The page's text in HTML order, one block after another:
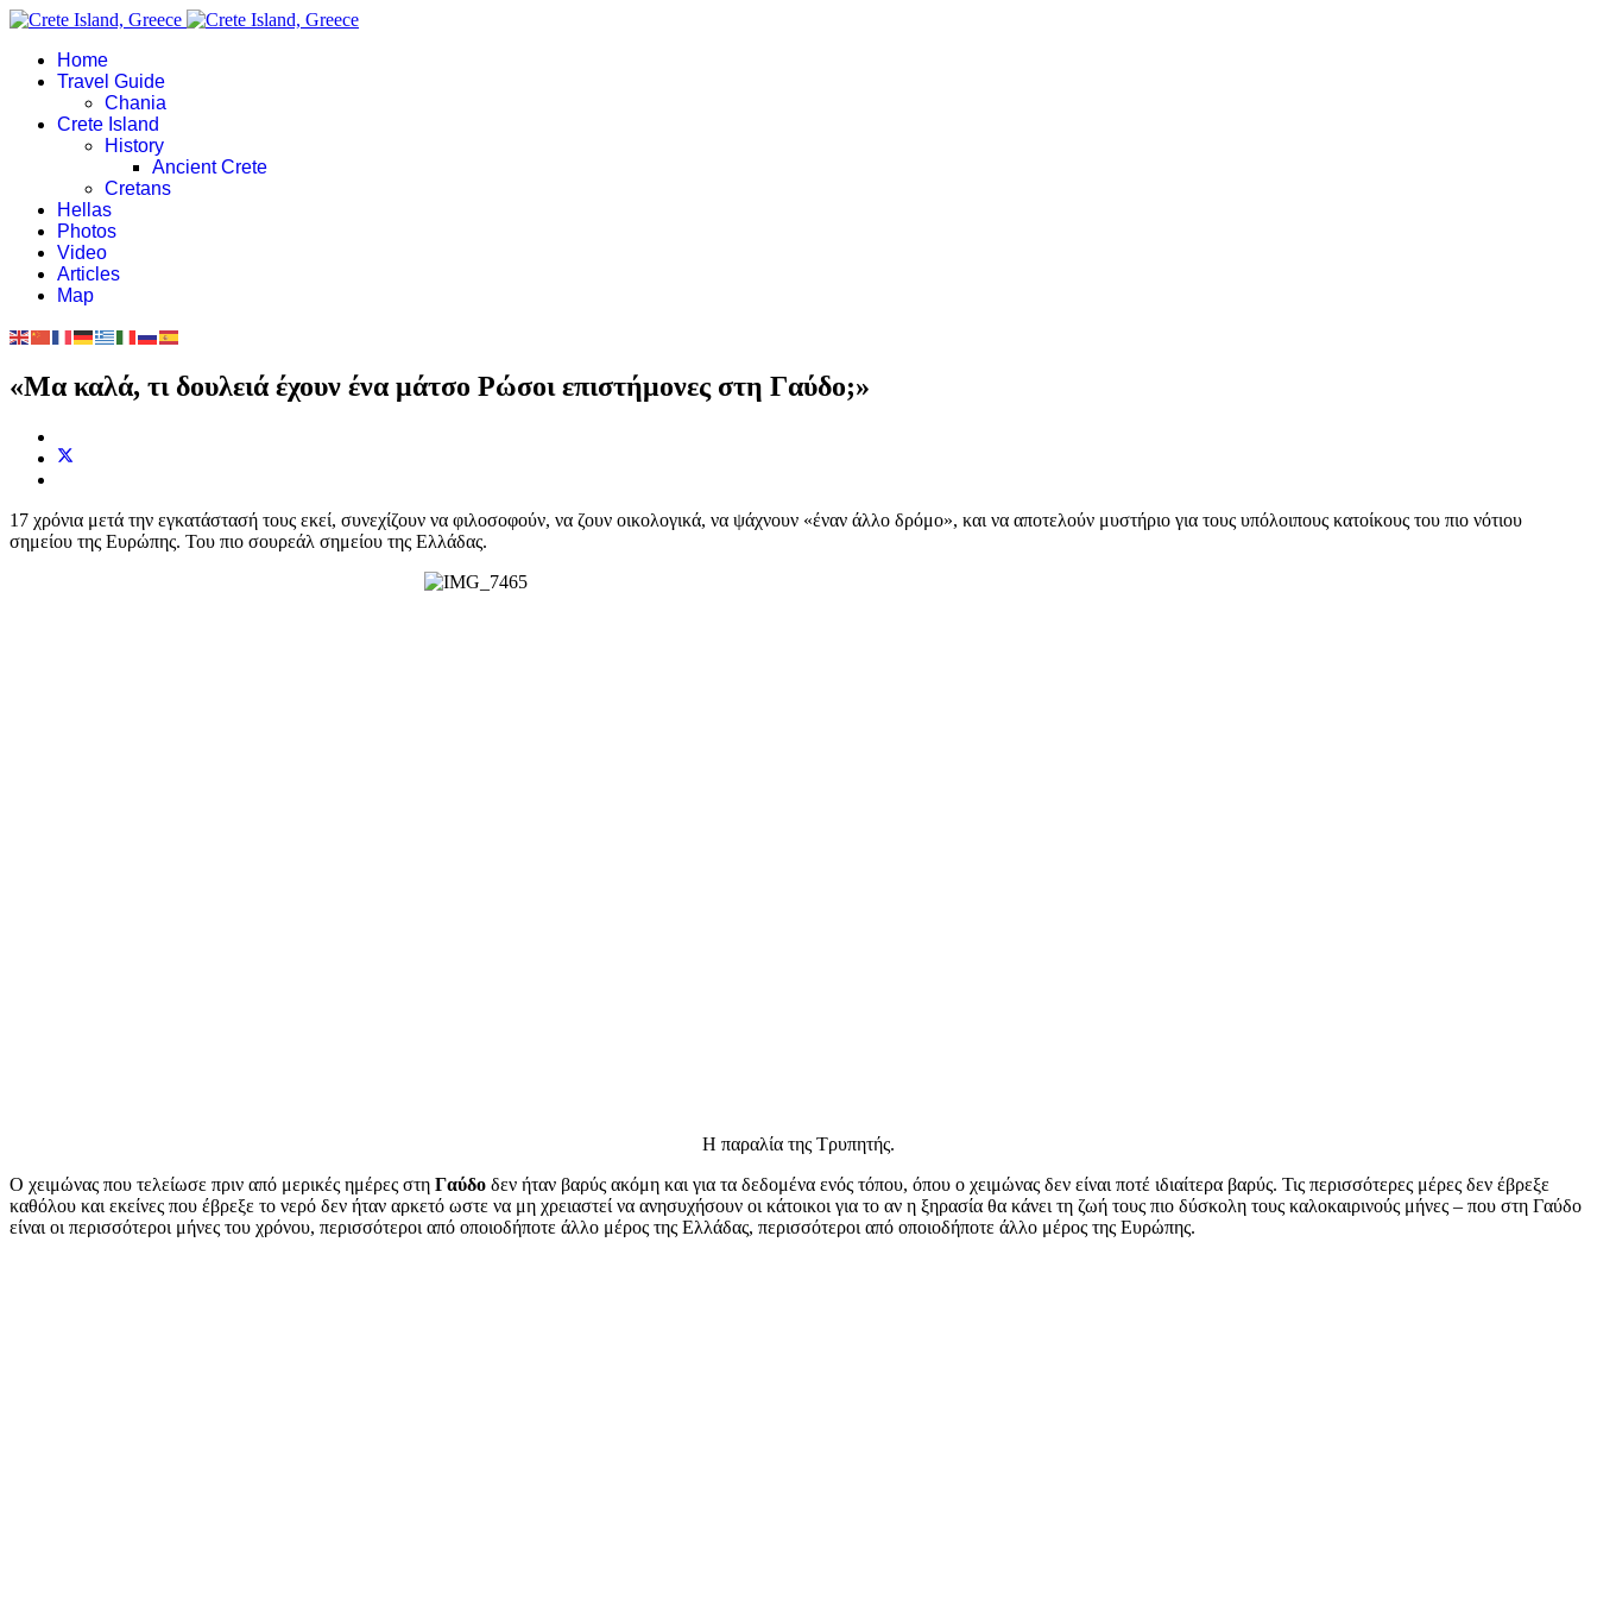
Home
Travel Guide
Chania
Crete Island
History
Ancient Crete
Cretans
Hellas
Photos
Video
Articles
Map
«Μα καλά, τι δουλειά έχουν ένα μάτσο Ρώσοι επιστήμονες στη Γαύδο;»
17 χρόνια μετά την εγκατάστασή τους εκεί, συνεχίζουν να φιλοσοφούν, να ζουν οικολογικά, να ψάχνουν «έναν άλλο δρόμο», και να αποτελούν μυστήριο για τους υπόλοιπους κατοίκους του πιο νότιου
σημείου της Ευρώπης. Του πιο σουρεάλ σημείου της Ελλάδας.
H παραλία της Τρυπητής.
Ο χειμώνας που τελείωσε πριν από μερικές ημέρες στη Γαύδο δεν ήταν βαρύς ακόμη και για τα δεδομένα ενός τόπου, όπου ο χειμώνας δεν είναι ποτέ ιδιαίτερα βαρύς. Τις περισσότερες μέρες δεν έβρεξε
καθόλου και εκείνες που έβρεξε το νερό δεν ήταν αρκετό ωστε να μη χρειαστεί να ανησυχήσουν οι κάτοικοι για το αν η ξηρασία θα κάνει τη ζωή τους πιο δύσκολη τους καλοκαιρινούς μήνες – που στη Γαύδο
είναι οι περισσότεροι μήνες του χρόνου, περισσότεροι από οποιοδήποτε άλλο μέρος της Ελλάδας, περισσότεροι από οποιοδήποτε άλλο μέρος της Ευρώπης.